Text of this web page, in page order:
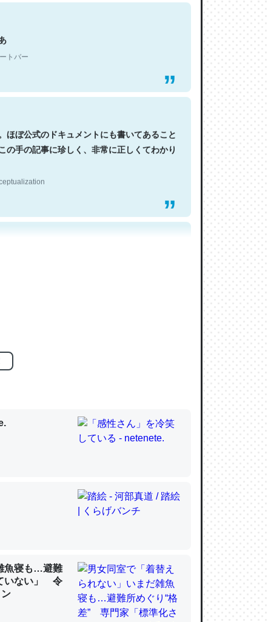
トバー
ぼ公式のドキュメントにも書いてあること
の手の記事に珍しく、非常に正しくてわかり
ページ分くらい。小説でいう「ずっと前
には多い分量。進化すればするほど分かり
なぜ海にいないのか」に関する新仮説
てて両方に不利だから両方が拮抗してるので
トガニ・ウミグモ）はカルシウムを使わずキ
魚寝も…避難
いない」 令